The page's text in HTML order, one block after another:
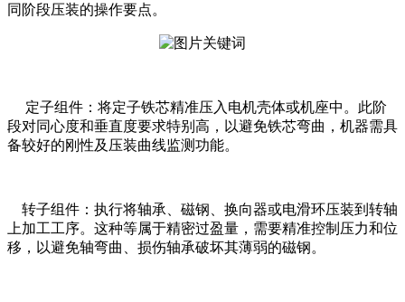
同阶段压装的操作要点。
定子组件：将定子铁芯精准压入电机壳体或机座中。此阶
段对同心度和垂直度要求特别高，以避免铁芯弯曲，机器需具
备较好的刚性及压装曲线监测功能。
转子组件：执行将轴承、磁钢、换向器或电滑环压装到转轴
上加工工序。这种等属于精密过盈量，需要精准控制压力和位
移，以避免轴弯曲、损伤轴承破坏其薄弱的磁钢。